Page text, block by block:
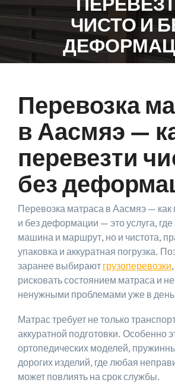
ЧИСТО И
Перевозка
в Аасмяэ —
перевезти
без
Перевозка матраса в Аасмяэ — как
и без деформации — это услуга,
машина и маршрут, но и чистота,
упаковка и аккуратная погрузка.
заранее выбирают грузоперевозки
рисковать состоянием матраса и
ненужными проблемами уже в день
Матрас требует не только
аккуратной подготовки. Особенно
ортопедических моделей,
дорогих изделий, где любая
может повлиять на срок службы.